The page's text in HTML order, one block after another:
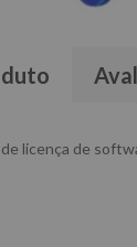
licença de